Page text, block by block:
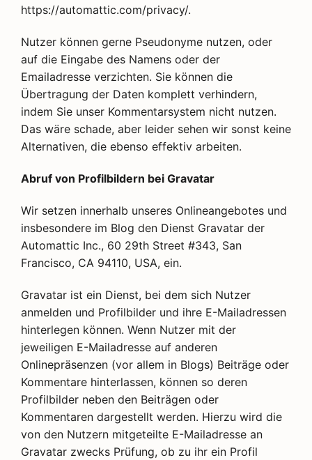
https://automattic.com/privacy/.
Nutzer können gerne Pseudonyme nutzen, oder
auf die Eingabe des Namens oder der
Emailadresse verzichten. Sie können die
Übertragung der Daten komplett verhindern,
indem Sie unser Kommentarsystem nicht nutzen.
Das wäre schade, aber leider sehen wir sonst keine
Alternativen, die ebenso effektiv arbeiten.
Abruf von Profilbildern bei Gravatar
Wir setzen innerhalb unseres Onlineangebotes und
insbesondere im Blog den Dienst Gravatar der
Automattic Inc., 60 29th Street #343, San
Francisco, CA 94110, USA, ein.
Gravatar ist ein Dienst, bei dem sich Nutzer
anmelden und Profilbilder und ihre E-Mailadressen
hinterlegen können. Wenn Nutzer mit der
jeweiligen E-Mailadresse auf anderen
Onlinepräsenzen (vor allem in Blogs) Beiträge oder
Kommentare hinterlassen, können so deren
Profilbilder neben den Beiträgen oder
Kommentaren dargestellt werden. Hierzu wird die
von den Nutzern mitgeteilte E-Mailadresse an
Gravatar zwecks Prüfung, ob zu ihr ein Profil